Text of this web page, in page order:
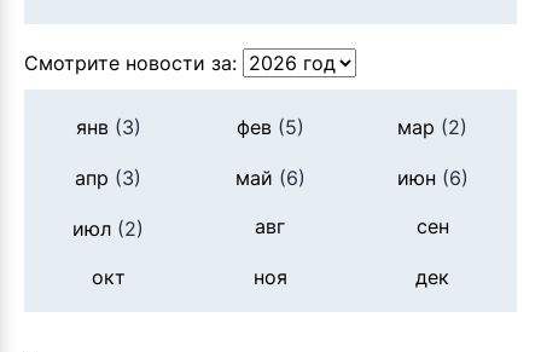
Смотрите новости за:
янв(3) фев(5) мар (2)
апр (3) май (6) июн (6)
июл (2) авг сен
окт ноя дек